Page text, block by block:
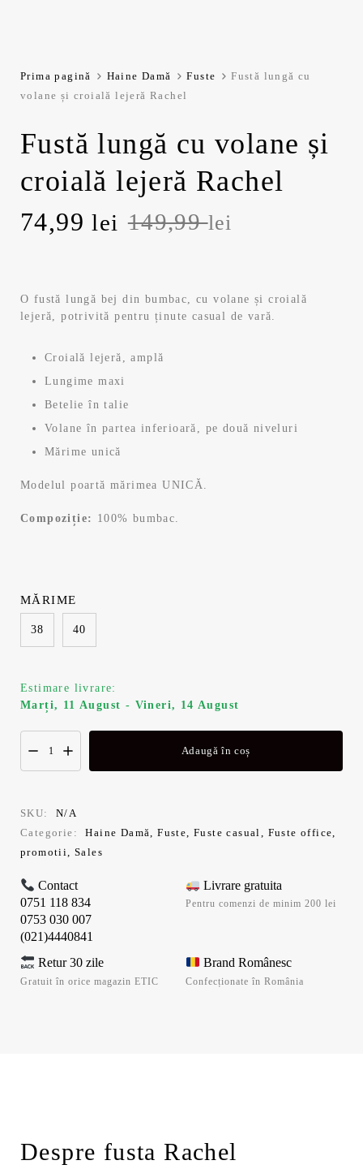
Prima pagină Haine Damă Fuste
Fustă lungă cu
volane și croială lejeră Rachel
Fustă lungă cu volane și
croială lejeră Rachel
149,99lei
Prețul
a
fost:
149,99 lei.
74,99lei
Prețul
este:
74,99 lei.
O fustă lungă bej din bumbac, cu volane și croială
lejeră, potrivită pentru ținute casual de vară.
Croială lejeră, amplă
Lungime maxi
Betelie în talie
Volane în partea inferioară, pe două niveluri
Mărime unică
Modelul poartă mărimea UNICĂ.
Compoziție: 100% bumbac.
38 40
MĂRIME
Estimare livrare:
Marți, 11 August - Vineri, 14 August
Adaugă în coș
SKU:
N/A
Categorie:
Haine Damă,Fuste,Fuste casual, Fuste office,
promotii,Sales
Contact
0751 118 834
0753 030 007
(021)4440841
Livrare gratuita
Pentru comenzi de minim 200 lei
Retur 30 zile
Gratuit în orice magazin ETIC
Brand Românesc
Confecționate în România
Despre fusta Rachel